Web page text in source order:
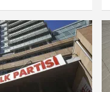
Kılıçdaroğlu ile